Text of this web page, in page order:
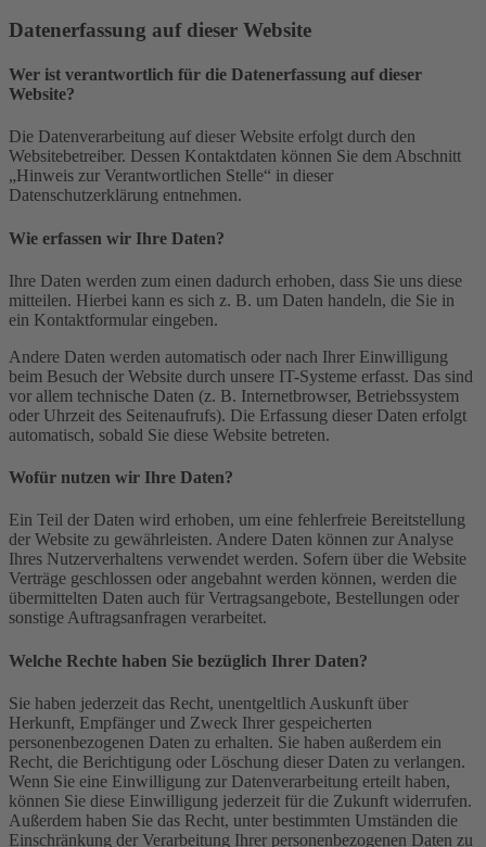
Datenerfassung auf dieser Website
Wer ist verantwortlich für die Datenerfassung auf dieser
Website?
Die Datenverarbeitung auf dieser Website erfolgt durch den
Websitebetreiber. Dessen Kontaktdaten können Sie dem Abschnitt
„Hinweis zur Verantwortlichen Stelle“ in dieser
Datenschutzerklärung entnehmen.
Wie erfassen wir Ihre Daten?
Ihre Daten werden zum einen dadurch erhoben, dass Sie uns diese
mitteilen. Hierbei kann es sich z. B. um Daten handeln, die Sie in
ein Kontaktformular eingeben.
Andere Daten werden automatisch oder nach Ihrer Einwilligung
beim Besuch der Website durch unsere IT-Systeme erfasst. Das sind
vor allem technische Daten (z. B. Internetbrowser, Betriebssystem
oder Uhrzeit des Seitenaufrufs). Die Erfassung dieser Daten erfolgt
automatisch, sobald Sie diese Website betreten.
Wofür nutzen wir Ihre Daten?
Ein Teil der Daten wird erhoben, um eine fehlerfreie Bereitstellung
der Website zu gewährleisten. Andere Daten können zur Analyse
Ihres Nutzerverhaltens verwendet werden. Sofern über die Website
Verträge geschlossen oder angebahnt werden können, werden die
übermittelten Daten auch für Vertragsangebote, Bestellungen oder
sonstige Auftragsanfragen verarbeitet.
Welche Rechte haben Sie bezüglich Ihrer Daten?
Sie haben jederzeit das Recht, unentgeltlich Auskunft über
Herkunft, Empfänger und Zweck Ihrer gespeicherten
personenbezogenen Daten zu erhalten. Sie haben außerdem ein
Recht, die Berichtigung oder Löschung dieser Daten zu verlangen.
Wenn Sie eine Einwilligung zur Datenverarbeitung erteilt haben,
können Sie diese Einwilligung jederzeit für die Zukunft widerrufen.
Außerdem haben Sie das Recht, unter bestimmten Umständen die
Einschränkung der Verarbeitung Ihrer personenbezogenen Daten zu